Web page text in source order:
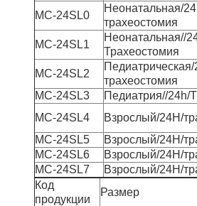
MC-24SL0
Неонатальная/
трахеостомия
MC-24SL1
Неонатальная//
Трахеостомия
MC-24SL2
трахеостомия
MC-24SL3
Педиатрия//24h/
MC-24SL4
Взрослый/24H/
MC-24SL5
Взрослый/24H/
MC-24SL6
Взрослый/24H/
MC-24SL7
Взрослый/24H/
Код
продукции
Размер